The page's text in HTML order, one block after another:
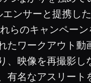
ンサーと提携し
らのキャンペー
たワークアウト動
映像を再撮影し
有名なアスリート